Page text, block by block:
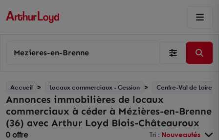
Mezieres-en-Brenne
Accueil Locaux commerciaux - Cession Centre-Val de Loire
Annonces immobilières de locaux
commerciaux à céder à Mézières-en-Brenne
(36) avec Arthur Loyd Blois-Châteauroux
0 offre Tri : Nouveautés